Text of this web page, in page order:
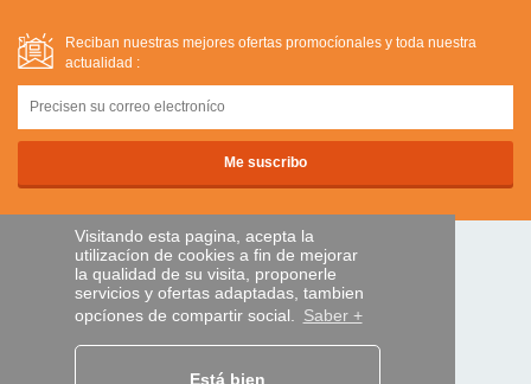
Visitando esta pagina, acepta la
utilizacíon de cookies a fin de mejorar
la qualidad de su visita, proponerle
servicios y ofertas adaptadas, tambien
opcíones de compartir social. Saber +
Está bien
Reciban nuestras mejores ofertas promocíonales y toda nuestra
actualidad :
PAGOS SEGUROS